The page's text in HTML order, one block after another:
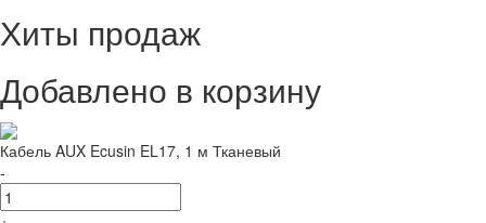
Хиты продаж
Добавлено в корзину
Кабель AUX Ecusin EL17, 1 м Тканевый
-